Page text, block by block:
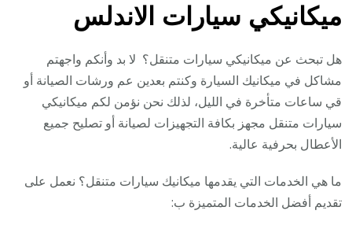
ميكانيكي سيارات الاندلس
هل تبحث عن ميكانيكي سيارات متنقل؟ لا بد وأنكم واجهتم
مشاكل في ميكانيك السيارة وكنتم بعدين عم ورشات الصيانة أو
قي ساعات متأخرة في الليل، لذلك نحن نؤمن لكم ميكانيكي
سيارات متنقل مجهز بكافة التجهيزات لصيانة أو تصليح جميع
الأعطال بحرفية عالية.
ما هي الخدمات التي يقدمها ميكانيك سيارات متنقل؟ نعمل على
تقديم أفضل الخدمات المتميزة ب: